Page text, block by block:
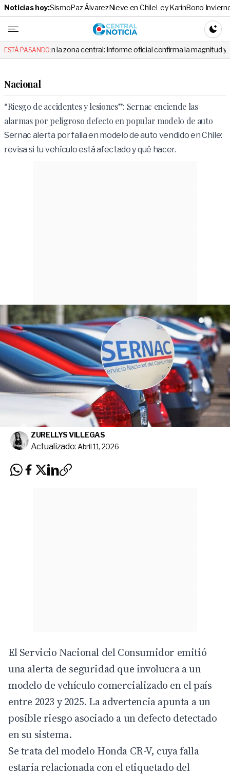
Noticias hoy:SismoPaz ÁlvarezNieve en ChileLey KarinBono
Central
ESTÁ PASANDO:
en la zona central: Informe oficial confirma la magnitud y el origen
Nacional
“Riesgo de accidentes y lesiones”: Sernac enciende las
alarmas por peligroso defecto en popular modelo de auto
Sernac alerta por falla en modelo de auto vendido en Chile:
revisa si tu vehículo está afectado y qué hacer.
ZURELLYS VILLEGAS
Actualizado: Abril 11, 2026
ElServicio Nacional del Consumidor emitió
una alerta de seguridad que involucra a un
modelo de vehículo comercializado en el país
entre 2023 y 2025. La advertencia apunta a un
posible riesgo asociado a un defecto detectado
en su sistema.
Se trata del modelo Honda CR-V, cuya falla
estaría relacionada con el etiquetado del